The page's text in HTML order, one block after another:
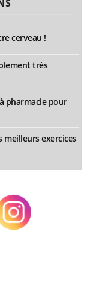
cerveau !
très
pharmacie pour
exercices